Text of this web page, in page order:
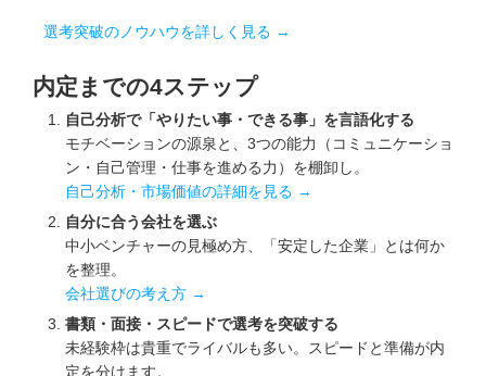
選考突破のノウハウを詳しく見る →
内定までの4ステップ
自己分析で「やりたい事・できる事」を言語化する
モチベーションの源泉と、3つの能力（コミュニケーショ
ン・自己管理・仕事を進める力）を棚卸し。
自己分析・市場価値の詳細を見る →
自分に合う会社を選ぶ
中小ベンチャーの見極め方、「安定した企業」とは何か
を整理。
会社選びの考え方 →
書類・面接・スピードで選考を突破する
未経験枠は貴重でライバルも多い。スピードと準備が内
定を分けます。